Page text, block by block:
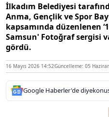
İlkadım Belediyesi
Anma, Gençlik ve Spor
kapsamında düzenlenen
Samsun' Fotoğraf sergisi
gördü.
16 Mayıs 2026 14:52Güncelleme: 05
Google Haberler'de